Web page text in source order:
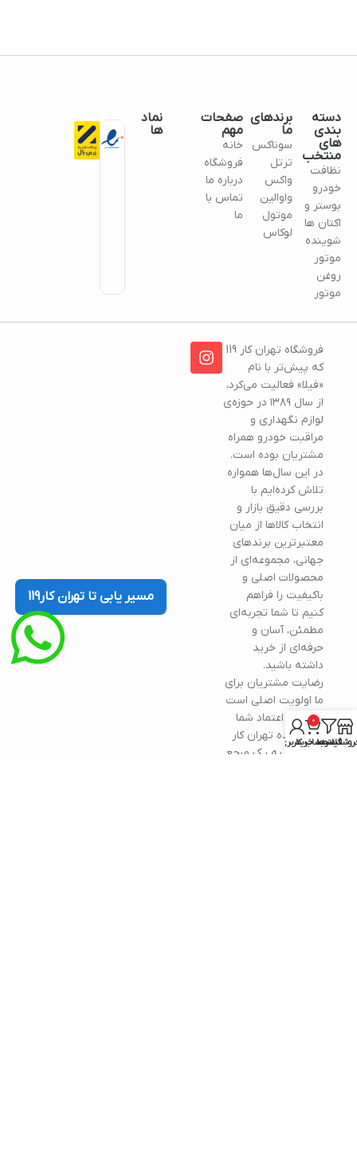
دسته
بندی
های
منتخب
نظافت
خودرو
بوستر و
اکتان ها
شوینده
موتور
روغن
موتور
برندهای
ما
سوناکس
ترتل
واکس
واوالین
موتول
لوکاس
صفحات
مهم
خانه
فروشگاه
درباره ما
تماس با
ما
نماد
ها
درباره
فروشگاه تهران کار 119
که پیش‌تر با نام
«فیلا» فعالیت می‌کرد،
از سال ۱۳۸۹ در حوزه‌ی
لوازم نگهداری و
مراقبت خودرو همراه
مشتریان بوده است.
در این سال‌ها همواره
تلاش کرده‌ایم با
بررسی دقیق بازار و
انتخاب کالاها از میان
معتبرترین برندهای
جهانی، مجموعه‌ای از
محصولات اصلی و
باکیفیت را فراهم
کنیم تا شما تجربه‌ای
مطمئن، آسان و
حرفه‌ای از خرید
داشته باشید.
رضایت مشتریان برای
ما اولویت اصلی است
و همین اعتماد شما
باعث شده تهران کار
119 امروز به یک مرجع
مسیر یابی تا تهران کار119
فیلترها
0
سبد خرید
حساب کاربری من